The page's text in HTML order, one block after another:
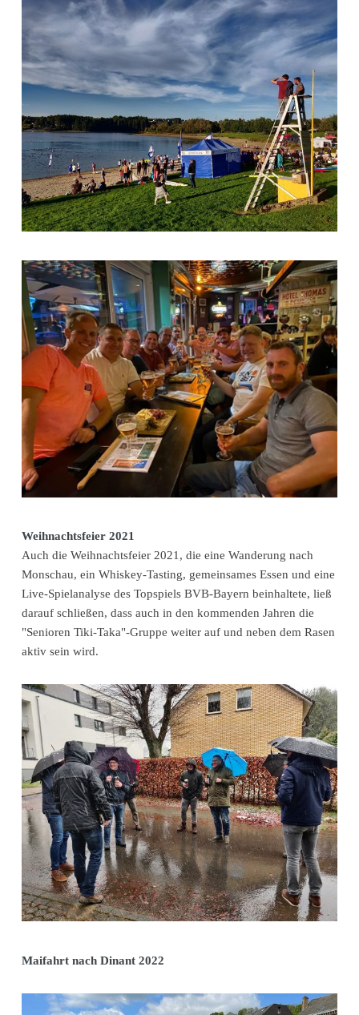
Weihnachtsfeier 2021
Auch die Weihnachtsfeier 2021, die eine Wanderung nach
Monschau, ein Whiskey-Tasting, gemeinsames Essen und eine
Live-Spielanalyse des Topspiels BVB-Bayern beinhaltete, ließ
darauf schließen, dass auch in den kommenden Jahren die
"Senioren Tiki-Taka"-Gruppe weiter auf und neben dem Rasen
aktiv sein wird.
Maifahrt nach Dinant 2022